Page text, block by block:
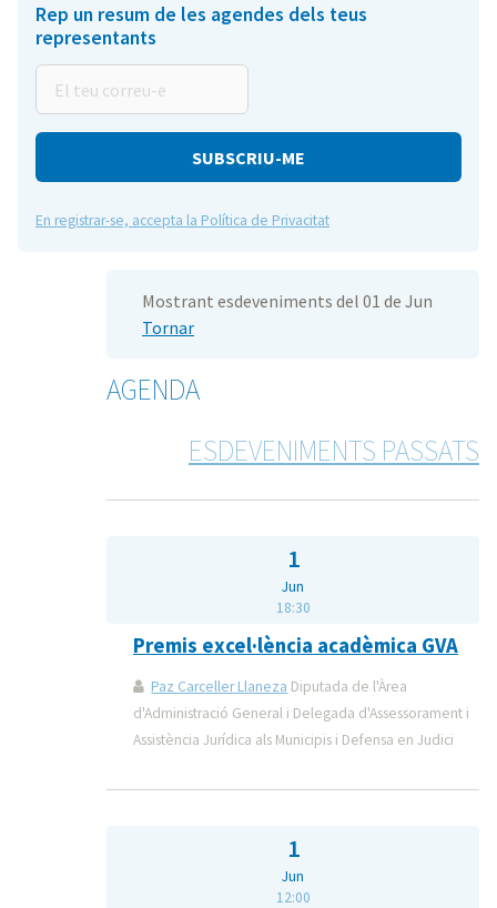
Rep un resum de les agendes dels teus
representants
teu
correu-
En registrar-se, accepta la Política de Privacitat
Mostrant esdeveniments del 01 de Jun
Tornar
AGENDA
ESDEVENIMENTS PASSATS
1
Jun
18:30
Premis excel·lència acadèmica GVA
Paz Carceller Llaneza Diputada de l'Àrea
d'Administració General i Delegada d'Assessorament i
Assistència Jurídica als Municipis i Defensa en Judici
1
Jun
12:00